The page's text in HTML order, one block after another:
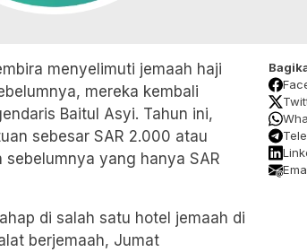
menyelimuti jemaah haji
mereka kembali
Baitul Asyi. Tahun ini,
sebesar SAR 2.000 atau
yang hanya SAR
di salah satu hotel jemaah di
berjemaah, Jumat